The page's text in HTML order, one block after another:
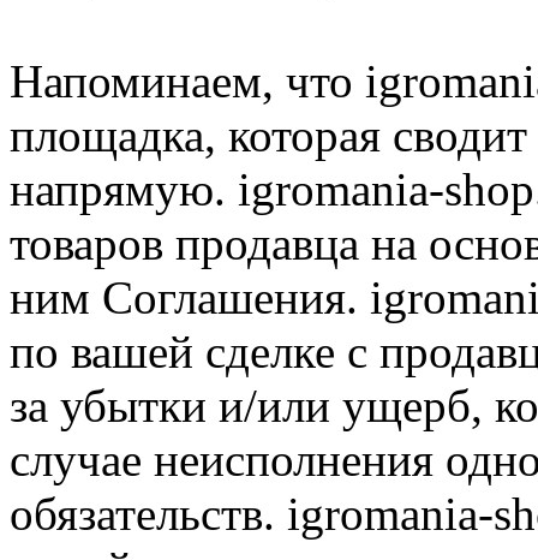
Напоминаем, что
площадка, которая
напрямую. igromania-
товаров продавца на
ним Соглашения.
по вашей сделке с
за убытки и/или ущерб,
случае неисполнения
обязательств. igromania-